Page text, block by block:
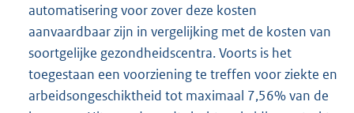
automatisering voor zover deze kosten
aanvaardbaar zijn in vergelijking met de kosten van
soortgelijke gezondheidscentra. Voorts is het
toegestaan een voorziening te treffen voor ziekte en
arbeidsongeschiktheid tot maximaal 7,56% van de